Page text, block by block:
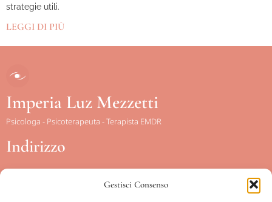
Gestisci Consenso
strategie utili.
LEGGI DI PIÙ
Imperia Luz Mezzetti
Psicologa - Psicoterapeuta - Terapista EMDR
Indirizzo